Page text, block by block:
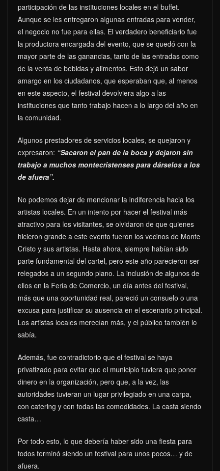
participación de las instituciones locales en el buffet.
Aunque se les entregaron algunas entradas para vender,
el negocio no fue para ellas. El verdadero beneficiario fue
la productora encargada del evento, que se quedó con la
mayor parte de las ganancias, tanto de las entradas como
de la venta de bebidas y alimentos. Esto dejó un sabor
amargo en los ciudadanos, que esperaban que, al menos
en este aspecto, el festival devolviera algo a las
instituciones que tanto trabajo hacen a lo largo del año en
la comunidad.
Algunos prestadores de servicios locales, se quejaron y
expresaron: “Sacaron el pan de la boca y dejaron sin
trabajo a muchos montecristenses para dárselos a los
de afuera”.
No podemos dejar de mencionar la indiferencia hacia los
artistas locales. En un intento por hacer el festival más
atractivo para los visitantes, se olvidaron de que quienes
hicieron grande a este evento fueron los vecinos de Monte
Cristo y sus artistas. Hasta ahora, siempre habían sido
parte fundamental del cartel, pero este año parecieron ser
relegados a un segundo plano. La inclusión de algunos de
ellos en la Feria de Comercio, un día antes del festival,
más que una oportunidad real, pareció un consuelo o una
excusa para justificar su ausencia en el escenario principal.
Los artistas locales merecían más, y el público también lo
sabía.
Además, fue contradictorio que el festival se haya
privatizado para evitar que el municipio tuviera que poner
dinero en la organización, pero que, a la vez, las
autoridades tuvieran un lugar privilegiado en una carpa,
con catering y con todas las comodidades. La casta siendo
casta…
Por todo esto, lo que debería haber sido una fiesta para
todos terminó siendo un festival para unos pocos… y de
afuera.